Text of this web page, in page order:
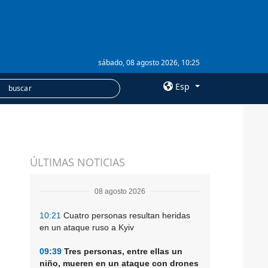
sábado, 08 agosto 2026, 10:25
Esp
Suscripción
ÚLTIMAS NOTICIAS
08 agosto 2026
10:21 Cuatro personas resultan heridas
en un ataque ruso a Kyiv
09:39 Tres personas, entre ellas un
niño, mueren en un ataque con drones